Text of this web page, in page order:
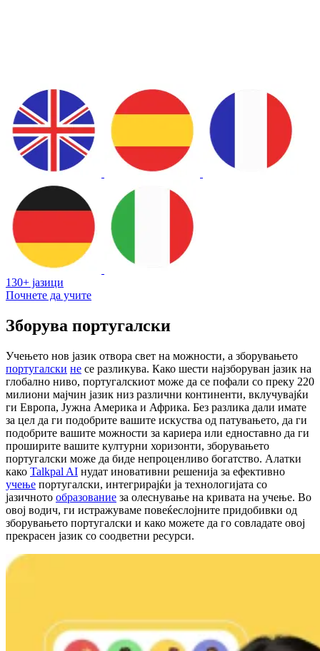
130+ јазици
Почнете да учите
Зборува португалски
Учењето нов јазик отвора свет на можности, а зборувањето
португалски не се разликува. Како шести најзборуван јазик на
глобално ниво, португалскиот може да се пофали со преку 220
милиони мајчин јазик низ различни континенти, вклучувајќи
ги Европа, Јужна Америка и Африка. Без разлика дали имате
за цел да ги подобрите вашите искуства од патувањето, да ги
подобрите вашите можности за кариера или едноставно да ги
проширите вашите културни хоризонти, зборувањето
португалски може да биде непроценливо богатство. Алатки
како Talkpal AI нудат иновативни решенија за ефективно
учење португалски, интегрирајќи ја технологијата со
јазичното образование за олеснување на кривата на учење. Во
овој водич, ги истражуваме повеќеслојните придобивки од
зборувањето португалски и како можете да го совладате овој
прекрасен јазик со соодветни ресурси.